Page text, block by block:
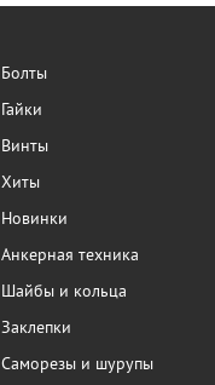
Болты
Гайки
Винты
Хиты
Новинки
Анкерная техника
Шайбы и кольца
Заклепки
Саморезы и шурупы